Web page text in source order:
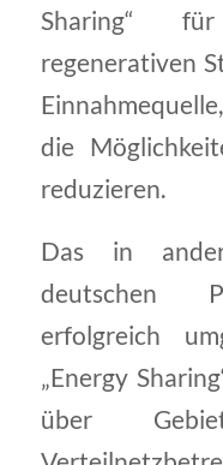
Sharing“
regenerativen
die
reduzieren.
Das in
deutschen
erfolgreich
„Energy
über